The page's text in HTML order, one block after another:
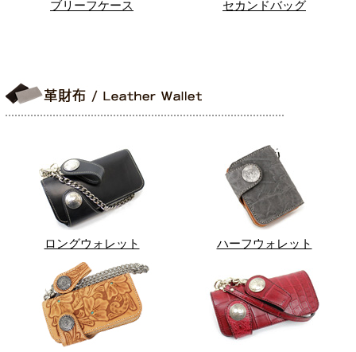
ブリーフケース セカンドバッグ
ロングウォレット ハーフウォレット